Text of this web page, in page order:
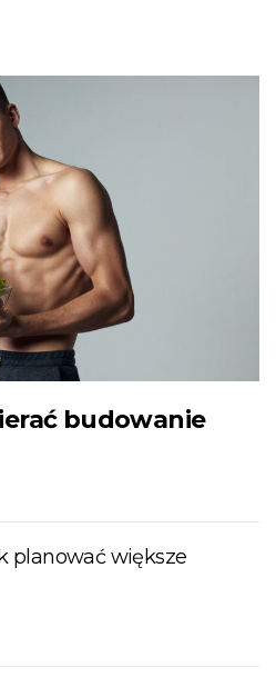
budowanie
planować większe